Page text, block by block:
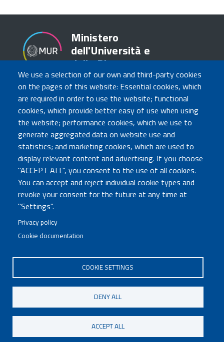
We use a selection of our own and third-party cookies
on the pages of this website: Essential cookies, which
are required in order to use the website; functional
cookies, which provide better easy of use when using
the website; performance cookies, which we use to
generate aggregated data on website use and
statistics; and marketing cookies, which are used to
display relevant content and advertising. If you choose
"ACCEPT ALL", you consent to the use of all cookies.
You can accept and reject individual cookie types and
revoke your consent for the future at any time at
"Settings".
Privacy policy
Cookie documentation
COOKIE SETTINGS
DENY ALL
ACCEPT ALL
Ministero
dell'Università e
della Ricerca
TRASPARENZA
Amministrazione Trasparente
Atti di notifica
Albo online
Concorsi
COMUNICA CON NOI
Urp
Posta elettronica certificata
Sedi e contatti
Governo Italiano
Tutti i diritti riservati © 2020
MENU